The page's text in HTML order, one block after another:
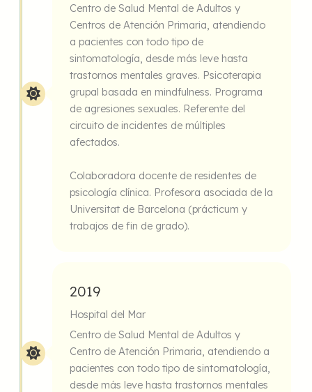
Centro de Salud Mental de Adultos y
Centros de Atención Primaria, atendiendo
a pacientes con todo tipo de
sintomatología, desde más leve hasta
trastornos mentales graves. Psicoterapia
grupal basada en mindfulness. Programa
de agresiones sexuales. Referente del
circuito de incidentes de múltiples
afectados.
Colaboradora docente de residentes de
psicología clínica. Profesora asociada de la
Universitat de Barcelona (prácticum y
trabajos de fin de grado).
2019
Hospital del Mar
Centro de Salud Mental de Adultos y
Centro de Atención Primaria, atendiendo a
pacientes con todo tipo de sintomatología,
desde más leve hasta trastornos mentales